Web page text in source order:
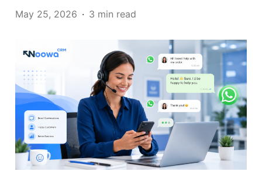
May 25, 2026 3 min read